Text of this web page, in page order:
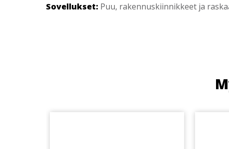
Sovellukset: Puu, rakennuskiinnikkeet ja